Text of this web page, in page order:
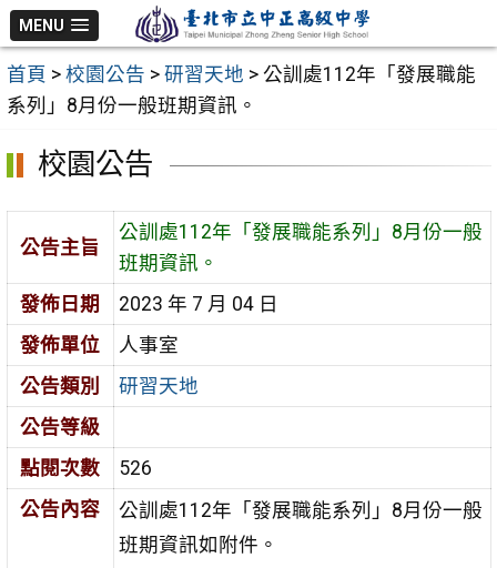
跳
至
主
要
MENU
首頁 > 校園公告 > 研習天地 > 公訓處112年「發展職能
系列」8月份一般班期資訊。
校園公告
公告主旨
公訓處112年「發展職能系列」8月份一般
班期資訊。
發佈日期
2023 年 7 月 04 日
發佈單位
人事室
公告類別
研習天地
公告等級
點閱次數
526
公告內容
公訓處112年「發展職能系列」8月份一般
班期資訊如附件。